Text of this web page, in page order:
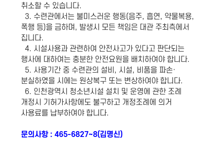
취소할 수 있습니다.
3. 수련관에서는 불미스러운 행동(음주, 흡연, 약물복용,
폭행 등)을 금하며, 발생시 모든 책임은 대관 주최측에서
집니다.
4. 시설사용과 관련하여 안전사고가 있다고 판단되는
행사에 대하여는 충분한 안전요원을 배치하여야 합니다.
5. 사용기간 중 수련관의 설비, 시설, 비품을 파손·
분실하였을 시에는 원상복구 또는 변상하여야 합니다.
6. 인천광역시 청소년시설 설치 및 운영에 관한 조례
개정시 기허가사항에도 불구하고 개정조례에 의거
사용료를 납부하여야 합니다.
문의사항 : 465-6827~8(김명신)